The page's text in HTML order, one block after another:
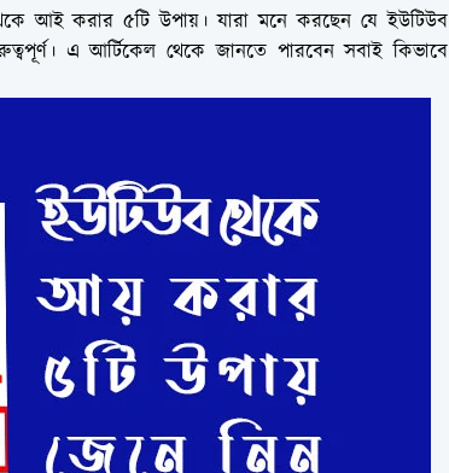
আই করার ৫টি উপায়। যারা মনে করছেন যে ইউটিউব
এ আর্টিকেল থেকে জানতে পারবেন সবাই কিভাবে